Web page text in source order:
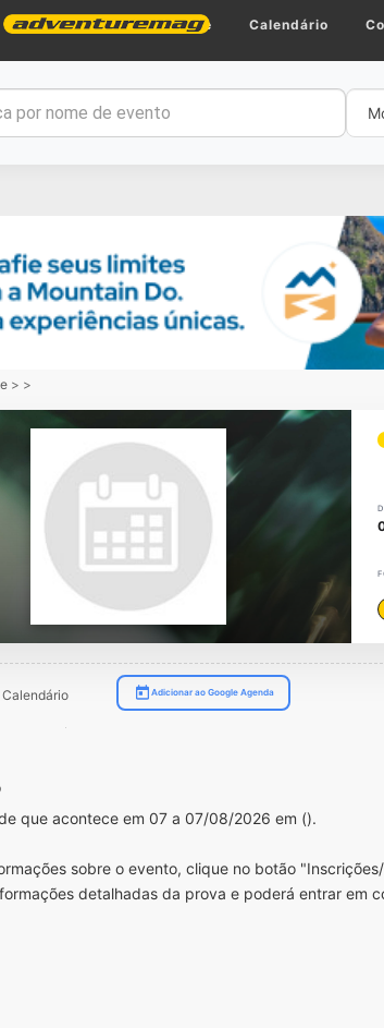
Home Calendário
> >
Adicionar ao Google Agenda
que acontece em 07 a 07/08/2026 em ().
sobre o evento, clique no botão
detalhadas da prova e poderá entrar em